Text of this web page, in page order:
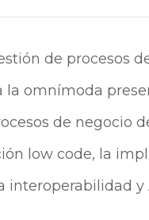
de procesos
la omnímoda
de negocio
low code, la
y